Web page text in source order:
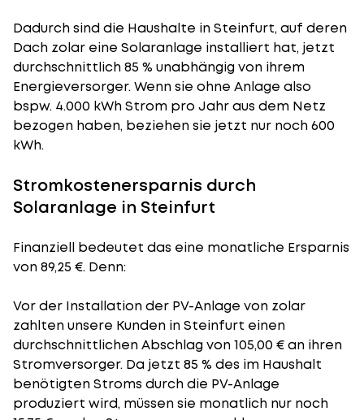
Dadurch sind die Haushalte in Steinfurt, auf deren
Dach zolar eine Solaranlage installiert hat, jetzt
durchschnittlich 85 % unabhängig von ihrem
Energieversorger. Wenn sie ohne Anlage also
bspw. 4.000 kWh Strom pro Jahr aus dem Netz
bezogen haben, beziehen sie jetzt nur noch 600
kWh.
Stromkostenersparnis durch
Solaranlage in Steinfurt
Finanziell bedeutet das eine monatliche Ersparnis
von 89,25 €. Denn:
Vor der Installation der PV-Anlage von zolar
zahlten unsere Kunden in Steinfurt einen
durchschnittlichen Abschlag von 105,00 € an ihren
Stromversorger. Da jetzt 85 % des im Haushalt
benötigten Stroms durch die PV-Anlage
produziert wird, müssen sie monatlich nur noch